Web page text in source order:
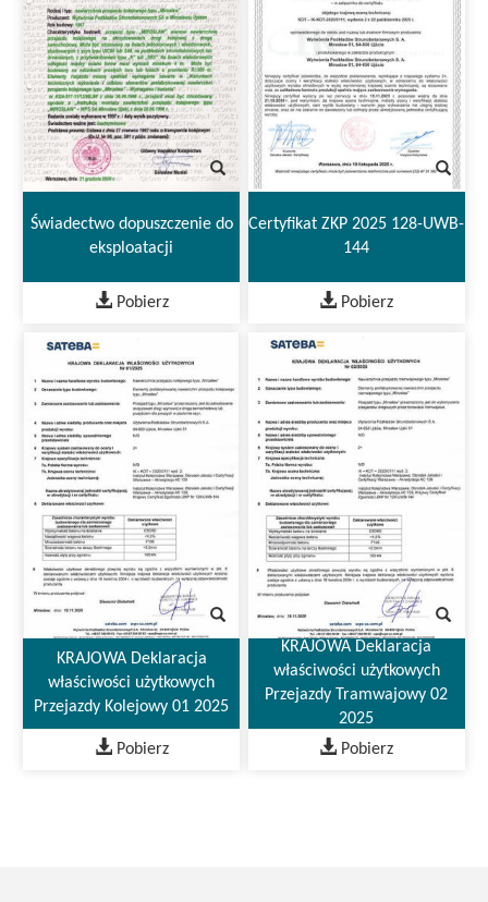
Świadectwo dopuszczenie do
eksploatacji
Pobierz
Certyfikat ZKP 2025 128-UWB-
144
Pobierz
KRAJOWA Deklaracja
właściwości użytkowych
Przejazdy Kolejowy 01 2025
Pobierz
KRAJOWA Deklaracja
właściwości użytkowych
Przejazdy Tramwajowy 02
2025
Pobierz